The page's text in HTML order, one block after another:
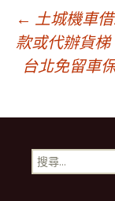
文
章
導
覽
← 土城機車
款或代辦貨梯
台北免留車
搜
尋